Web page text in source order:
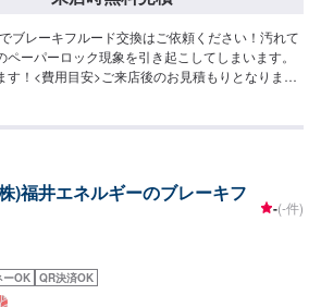
ブレーキフルード交換はご依頼ください！汚れて
ーパーロック現象を引き起こしてしまいます。
す！<費用目安>ご来店後のお見積もりとなりま
)福井エネルギーのブレーキフ
-(-件)
ーOK QR決済OK